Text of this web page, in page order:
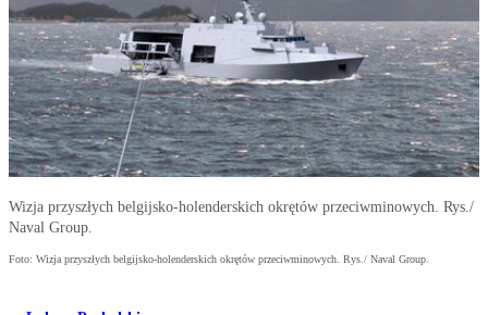
Wizja przyszłych belgijsko-holenderskich okrętów przeciwminowych. Rys./
Naval Group.
Foto: Wizja przyszłych belgijsko-holenderskich okrętów przeciwminowych. Rys./ Naval Group.